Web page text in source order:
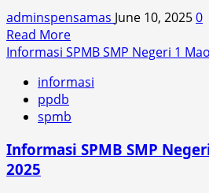
adminspensamas June 10, 20250
Read MoreRead
more
[SPMB
Jurnal
Ketiga
Informasi SPMB SMP Negeri 1
informasi
ppdb
spmb
Informasi SPMB SMP
2025